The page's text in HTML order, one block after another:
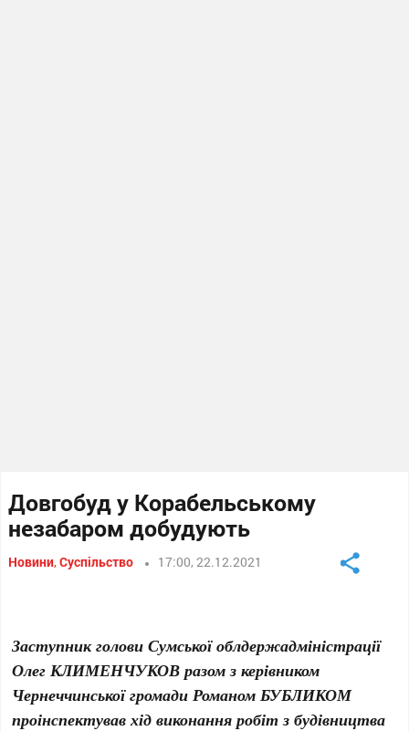
Довгобуд у Корабельському
незабаром добудують
Новини,Суспільство 17:00, 22.12.2021
Заступник голови Сумської облдержадміністрації
Олег КЛИМЕНЧУКОВ разом з керівником
Чернеччинської громади Романом БУБЛИКОМ
проінспектував хід виконання робіт з будівництва